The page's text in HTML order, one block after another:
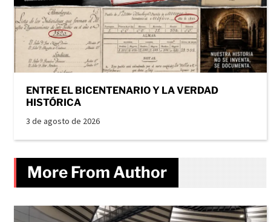
ENTRE EL BICENTENARIO Y LA VERDAD
HISTÓRICA
3 de agosto de 2026
More From Author